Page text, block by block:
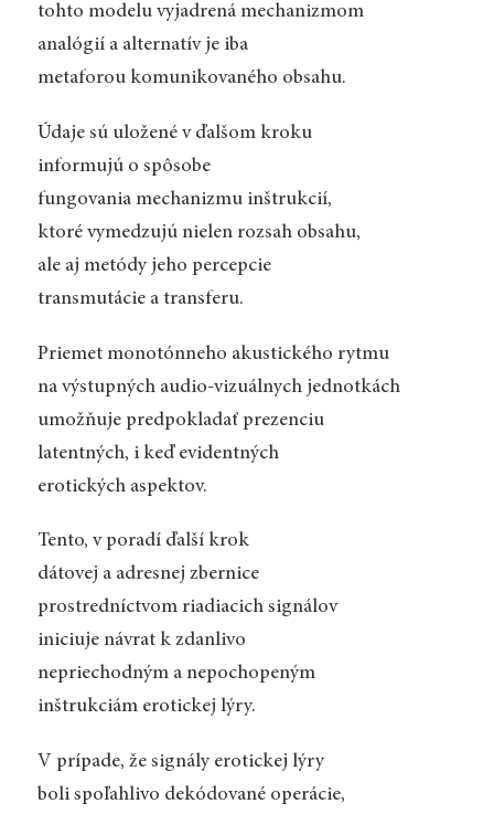
tohto modelu vyjadrená mechanizmom
analógií a alternatív je iba
metaforou komunikovaného obsahu.
Údaje sú uložené v ďalšom kroku
informujú o spôsobe
fungovania mechanizmu inštrukcií,
ktoré vymedzujú nielen rozsah obsahu,
ale aj metódy jeho percepcie
transmutácie a transferu.
Priemet monotónneho akustického rytmu
na výstupných audio-vizuálnych jednotkách
umožňuje predpokladať prezenciu
latentných, i keď evidentných
erotických aspektov.
Tento, v poradí ďalší krok
dátovej a adresnej zbernice
prostredníctvom riadiacich signálov
iniciuje návrat k zdanlivo
nepriechodným a nepochopeným
inštrukciám erotickej lýry.
V prípade, že signály erotickej lýry
boli spoľahlivo dekódované operácie,